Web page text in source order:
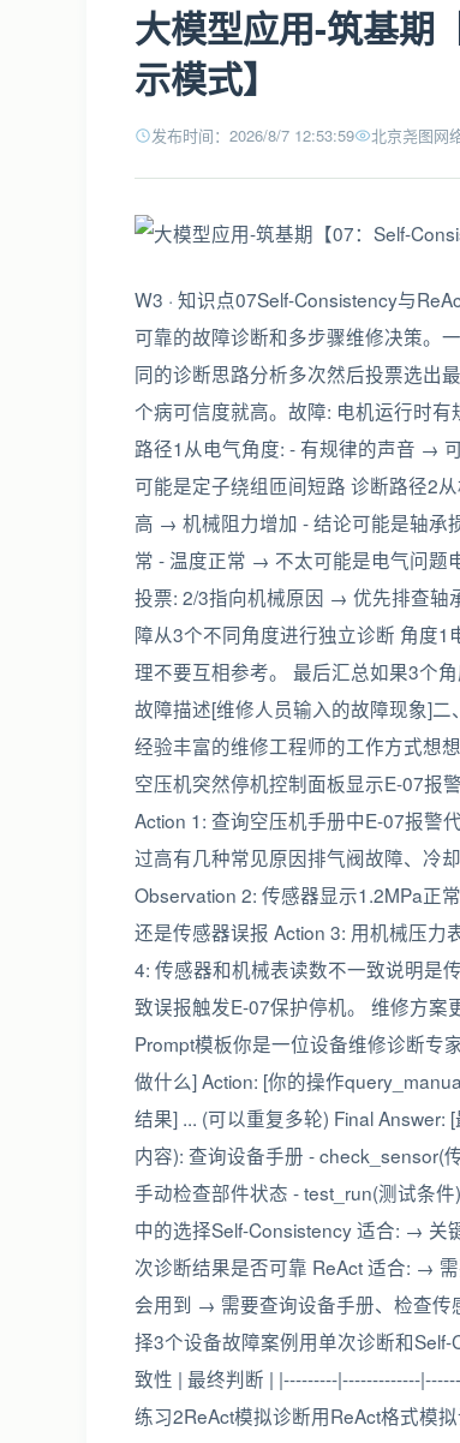
大模型应用-筑基
示模式】
发布时间：2026/8/7 12:53:59 北京尧图网
W3 · 知识点07Self-Consistency与
可靠的故障诊断和多步骤维修决策。
同的诊断思路分析多次然后投票选
个病可信度就高。故障: 电机运行时
路径1从电气角度: - 有规律的声音 →
可能是定子绕组匝间短路 诊断路径2
高 → 机械阻力增加 - 结论可能是轴承
常 - 温度正常 → 不太可能是电气问
投票: 2/3指向机械原因 → 优先排查轴
障从3个不同角度进行独立诊断 角度
理不要互相参考。 最后汇总如果3个
故障描述[维修人员输入的故障现象]
经验丰富的维修工程师的工作方式
空压机突然停机控制面板显示E-07报
Action 1: 查询空压机手册中E-07报警
过高有几种常见原因排气阀故障、冷
Observation 2: 传感器显示1.2MPa正
还是传感器误报 Action 3: 用机械压力
4: 传感器和机械表读数不一致说明是
致误报触发E-07保护停机。 维修方案
Prompt模板你是一位设备维修诊断专
做什么] Action: [你的操作
结果] ... (可以重复多轮) Final
内容): 查询设备手册 - check_sensor(
手动检查部件状态 - test_run(测试条
中的选择Self-Consistency 适合: →
次诊断结果是否可靠 ReAct 适合: →
会用到 → 需要查询设备手册、检查传
择3个设备故障案例用单次诊断和
致性 | 最终判断 | |---------|-------------
练习2ReAct模拟诊断用ReAct格式模